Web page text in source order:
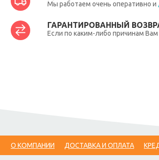
Мы работаем очень оперативно и
ГАРАНТИРОВАННЫЙ
Если по каким-либо причинам
О КОМПАНИИ ДОСТАВКА И ОПЛАТА